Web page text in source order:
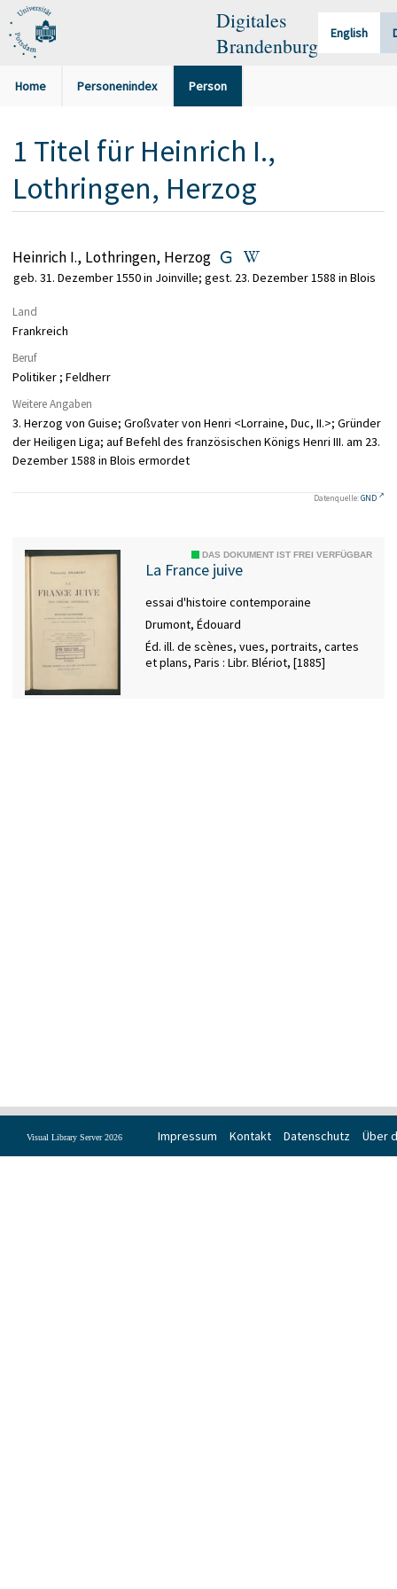
Digitales
Brandenburg
English
Home Personenindex Person
1 Titel für Heinrich I.,
Lothringen, Herzog
Heinrich I., Lothringen, Herzog
geb. 31. Dezember 1550 in Joinville; gest. 23. Dezember 1588 in Blois
Land
Frankreich
Beruf
Politiker ; Feldherr
Weitere Angaben
3. Herzog von Guise; Großvater von Henri <Lorraine, Duc, II.>; Gründer
der Heiligen Liga; auf Befehl des französischen Königs Henri III. am 23.
Dezember 1588 in Blois ermordet
Datenquelle:GND
DAS DOKUMENT IST FREI VERFÜGBAR
La France juive
essai d'histoire contemporaine
Drumont, Édouard
Éd. ill. de scènes, vues, portraits, cartes
et plans, Paris : Libr. Blériot, [1885]
Impressum Kontakt Datenschutz Über
Visual Library Server 2026